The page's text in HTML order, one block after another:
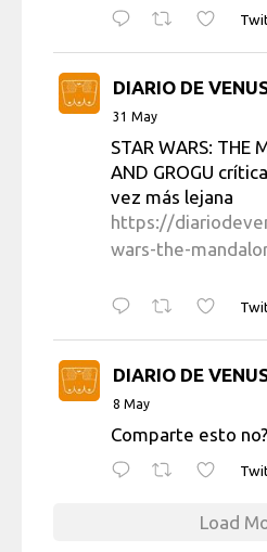
DIARIO DE
31 May
STAR WARS: THE
AND GROGU
vez más lejana
https://
wars-the-
DIARIO DE
8 May
Comparte esto no?
Load